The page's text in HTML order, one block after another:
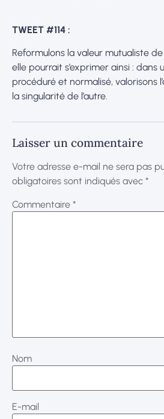
TWEET #114 :
Reformulons la valeur mutualiste de
elle pourrait s’exprimer ainsi :
procéduré et normalisé, valorisons
la singularité de l’autre.
Laisser un commentaire
Votre adresse e-mail ne sera pas
obligatoires sont indiqués avec *
Commentaire *
Nom
E-mail